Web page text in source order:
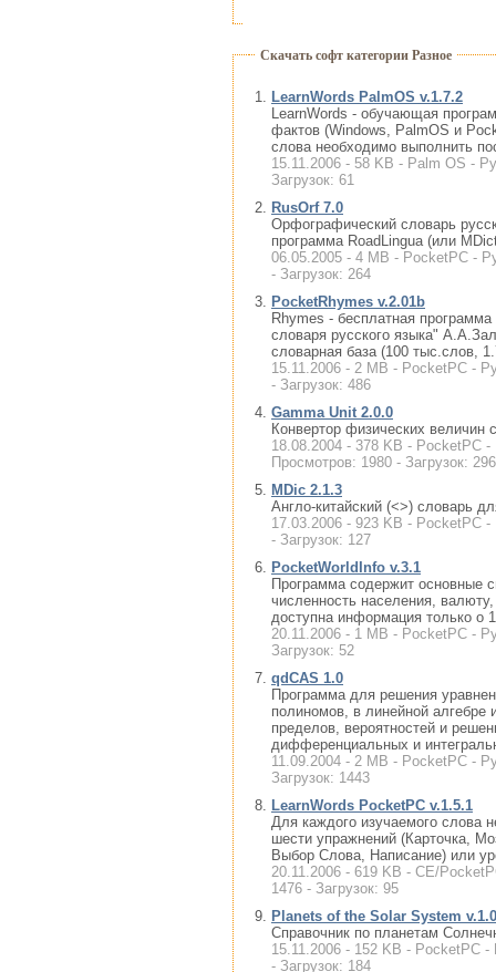
Скачать софт категории Разное
LearnWords PalmOS v.1.7.2
LearnWords - обучающая
фактов (Windows, PalmOS и
слова необходимо выполнить
15.11.2006 - 58 KB - Palm OS -
Загрузок: 61
RusOrf 7.0
Орфографический словарь
программа RoadLingua (или
06.05.2005 - 4 MB - PocketPC -
- Загрузок: 264
PocketRhymes v.2.01b
Rhymes - бесплатная
словаря русского языка"
словарная база (100 тыс.слов,
15.11.2006 - 2 MB - PocketPC -
- Загрузок: 486
Gamma Unit 2.0.0
Конвертор физических величин
18.08.2004 - 378 KB - PocketPC
Просмотров: 1980 - Загрузок: 296
MDic 2.1.3
Англо-китайский (<>) словарь
17.03.2006 - 923 KB - PocketPC
- Загрузок: 127
PocketWorldInfo v.3.1
Программа содержит основные
численность населения,
доступна информация только о
20.11.2006 - 1 MB - PocketPC -
Загрузок: 52
qdCAS 1.0
Программа для решения
полиномов, в линейной
пределов, вероятностей и
дифференциальных и
11.09.2004 - 2 MB - PocketPC -
Загрузок: 1443
LearnWords PocketPC v.1.5.1
Для каждого изучаемого слова
шести упражнений (Карточка,
Выбор Слова, Написание) или
20.11.2006 - 619 KB - CE/
1476 - Загрузок: 95
Planets of the Solar System v.1.0
Справочник по планетам
15.11.2006 - 152 KB - PocketPC
- Загрузок: 184